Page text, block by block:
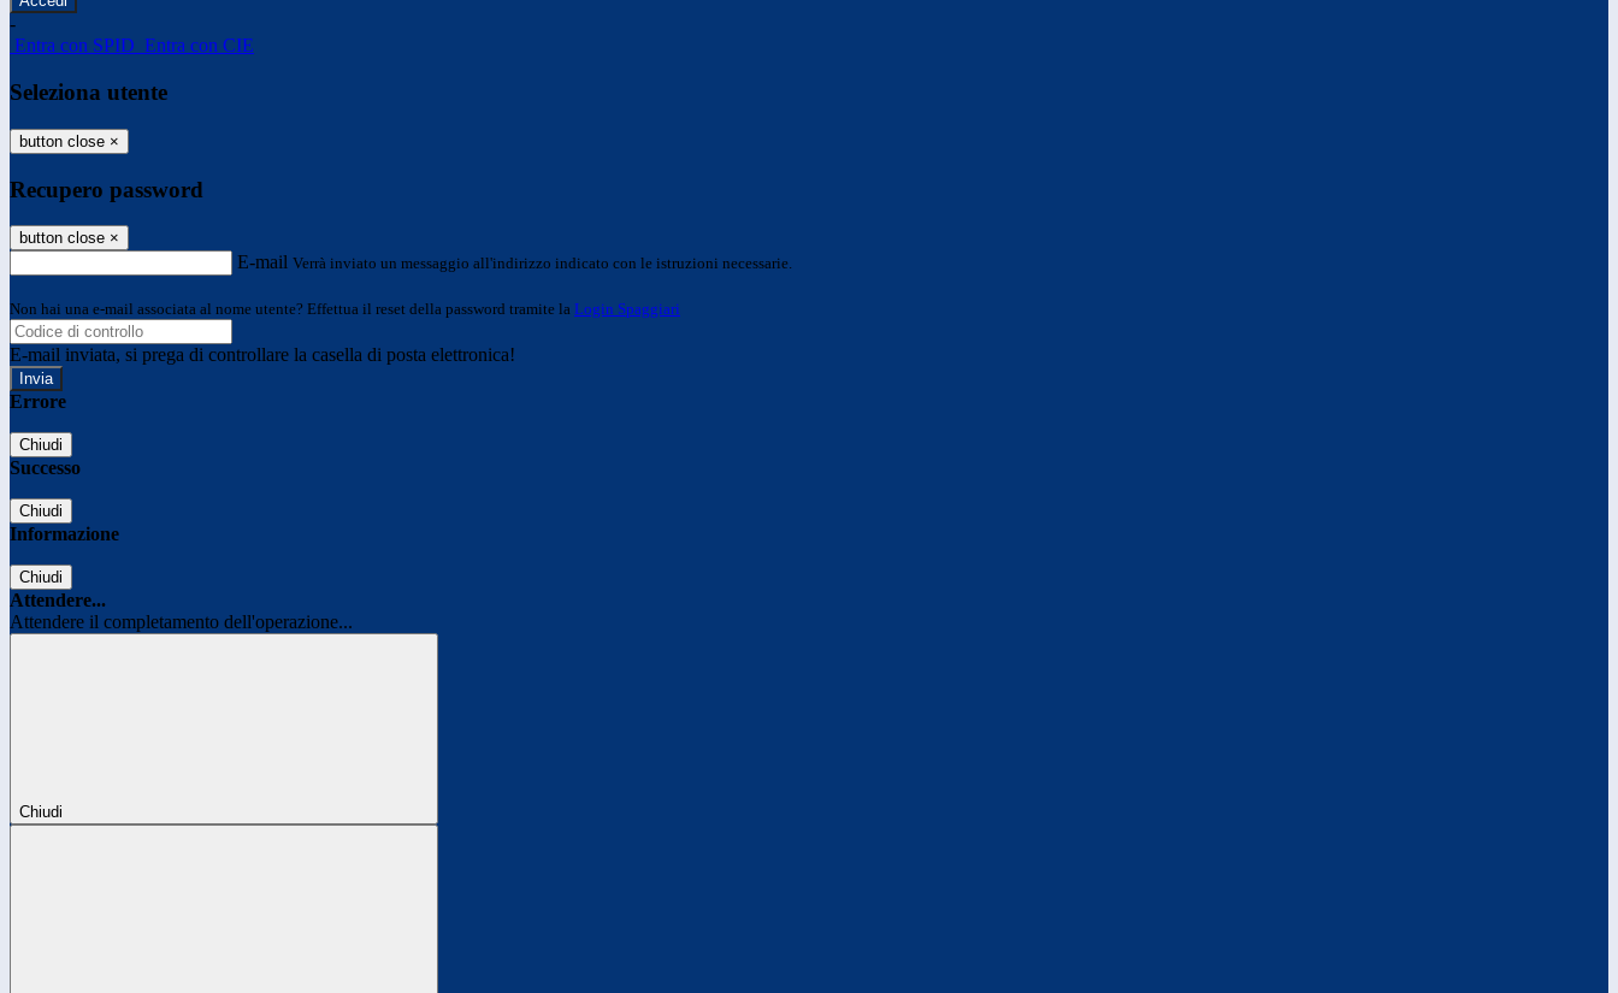
-
Entra con SPID Entra con CIE
Seleziona utente
button close ×
Recupero password
button close ×
E-mail Verrà inviato un messaggio all'indirizzo indicato con le istruzioni necessarie.
Non hai una e-mail associata al nome utente? Effettua il reset della password tramite la Login Spaggiari
E-mail inviata, si prega di controllare la casella di posta elettronica!
Errore
Chiudi
Successo
Chiudi
Informazione
Chiudi
Attendere...
Attendere il completamento dell'operazione...
Chiudi